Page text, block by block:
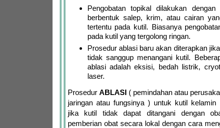
Pengobatan topikal dilakukan dengan
berbentuk salep, krim, atau cairan
tertentu pada kutil. Biasanya
pada kutil yang tergolong ringan.
Prosedur ablasi baru akan diterapkan
tidak sanggup menangani kutil.
ablasi adalah eksisi, bedah listrik,
laser.
Prosedur ABLASI( pemindahan atau
jaringan atau fungsinya ) untuk kutil kelamin
jika kutil tidak dapat ditangani dengan
pemberian obat secara lokal dengan cara